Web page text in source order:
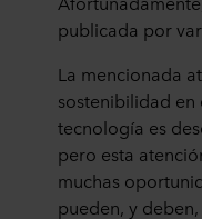
publicada por
La mencionada
sostenibilidad en
tecnología es
pero esta
muchas
pueden, y